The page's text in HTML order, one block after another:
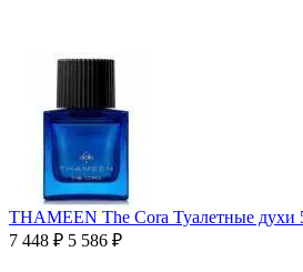
THAMEEN The Cora Туалетные духи
7 448 ₽ 5 586 ₽